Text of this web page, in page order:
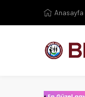
Anasayfa